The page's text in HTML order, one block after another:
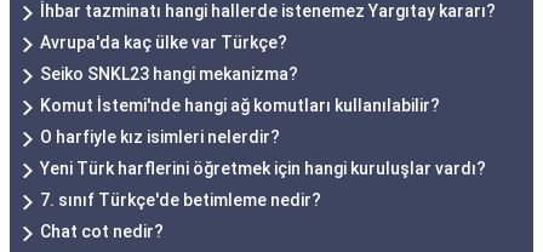
İhbar tazminatı hangi hallerde istenemez Yargıtay kararı?
Avrupa'da kaç ülke var Türkçe?
Seiko SNKL23 hangi mekanizma?
Komut İstemi'nde hangi ağ komutları kullanılabilir?
O harfiyle kız isimleri nelerdir?
Yeni Türk harflerini öğretmek için hangi kuruluşlar vardı?
7. sınıf Türkçe'de betimleme nedir?
Chat cot nedir?